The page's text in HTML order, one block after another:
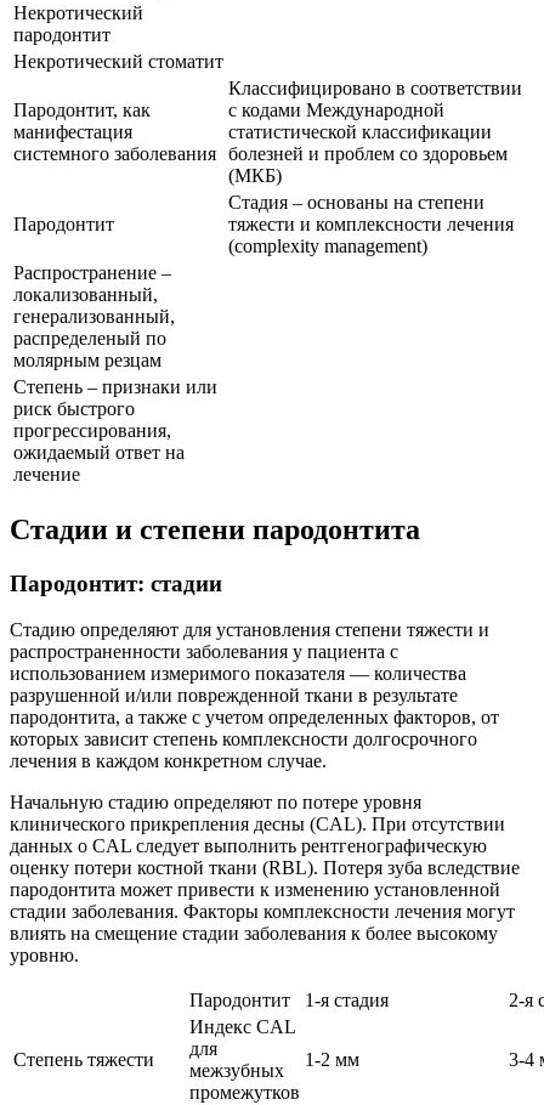
Некротический
пародонтит
Некротический стоматит
Пародонтит, как
манифестация
системного заболевания
Классифицировано в соответствии
с кодами Международной
статистической классификации
болезней и проблем со здоровьем
(МКБ)
Пародонтит
Стадия – основаны на степени
тяжести и комплексности лечения
(complexity management)
Распространение –
локализованный,
генерализованный,
распределеный по
молярным резцам
Степень – признаки или
риск быстрого
прогрессирования,
ожидаемый ответ на
лечение
Стадии и степени пародонтита
Пародонтит: стадии
Стадию определяют для установления степени тяжести и
распространенности заболевания у пациента с
использованием измеримого показателя — количества
разрушенной и/или поврежденной ткани в результате
пародонтита, а также с учетом определенных факторов, от
которых зависит степень комплексности долгосрочного
лечения в каждом конкретном случае.
Начальную стадию определяют по потере уровня
клинического прикрепления десны (CAL). При отсутствии
данных о CAL следует выполнить рентгенографическую
оценку потери костной ткани (RBL). Потеря зуба вследствие
пародонтита может привести к изменению установленной
стадии заболевания. Факторы комплексности лечения могут
влиять на смещение стадии заболевания к более высокому
уровню.
Пародонтит 1-я стадия 2-я
Степень тяжести
Индекс CAL
для
межзубных
промежутков
1-2 мм 3-4